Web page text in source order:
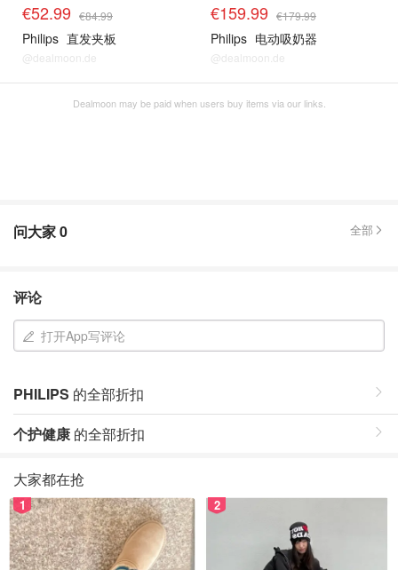
€52.99 €84.99
Philips 直发夹板
@dealmoon.de
€159.99 €179.99
Philips 电动吸奶器
@dealmoon.de
Dealmoon may be paid when users buy items via our links.
问大家0 全部
评论
打开App写评论
PHILIPS 的全部折扣
个护健康 的全部折扣
大家都在抢
1 2